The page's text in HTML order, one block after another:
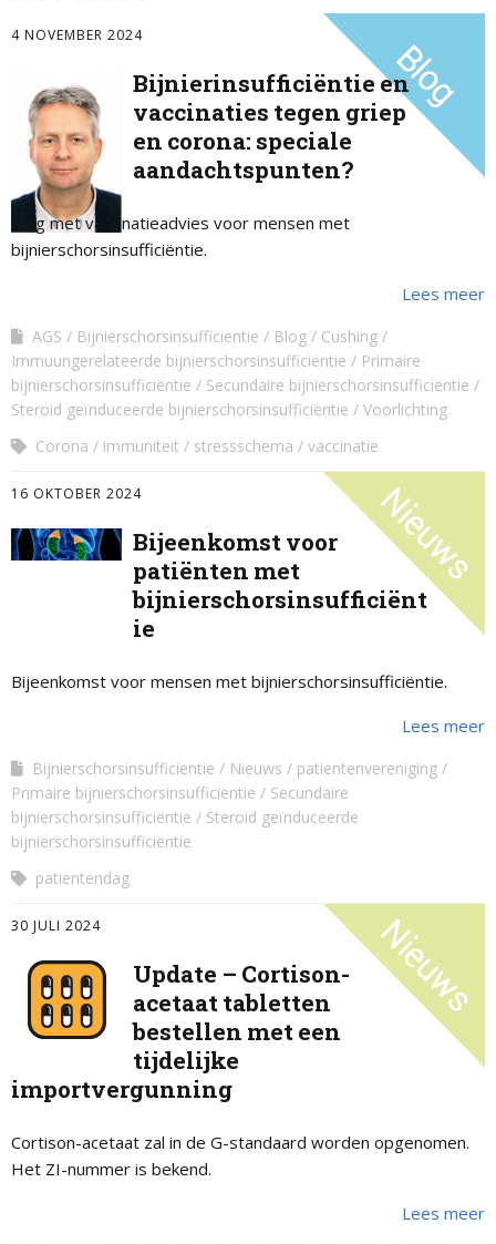
4 NOVEMBER 2024
Bijnierinsufficiëntie en
vaccinaties tegen griep
en corona: speciale
aandachtspunten?
Blog met vaccinatieadvies voor mensen met
bijnierschorsinsufficiëntie.
Lees meer
AGS Bijnierschorsinsufficientie Blog
Cushing
Immuungerelateerde bijnierschorsinsufficiëntie
Primaire
bijnierschorsinsufficiëntie
Secundaire bijnierschorsinsufficiëntie
Steroid geïnduceerde bijnierschorsinsufficiëntie
Voorlichting
Corona
immuniteit stressschema vaccinatie
16 OKTOBER 2024
Bijeenkomst voor
patiënten met
bijnierschorsinsufficiënt
ie
Bijeenkomst voor mensen met bijnierschorsinsufficiëntie.
Lees meer
Bijnierschorsinsufficientie Nieuws
patientenvereniging
Primaire bijnierschorsinsufficiëntie
Secundaire
bijnierschorsinsufficiëntie
Steroid geïnduceerde
bijnierschorsinsufficiëntie
patientendag
30 JULI 2024
Update – Cortison-
acetaat tabletten
bestellen met een
tijdelijke
importvergunning
Cortison-acetaat zal in de G-standaard worden opgenomen.
Het ZI-nummer is bekend.
Lees meer